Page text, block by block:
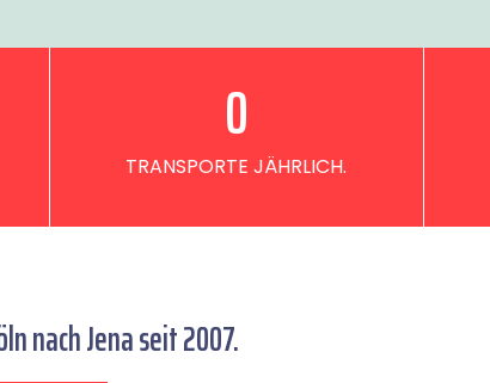
TRANSPORTE JÄHRLICH.
0
nach Jena seit 2007.